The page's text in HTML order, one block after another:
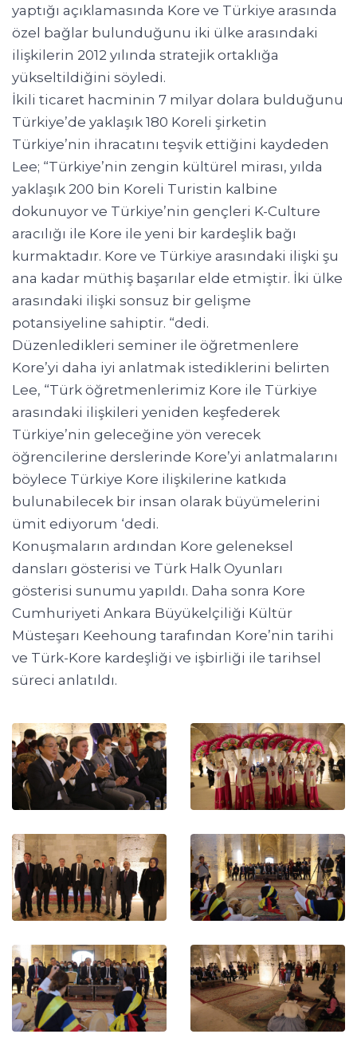
yaptığı açıklamasında Kore ve Türkiye arasında
özel bağlar bulunduğunu iki ülke arasındaki
ilişkilerin 2012 yılında stratejik ortaklığa
yükseltildiğini söyledi.
İkili ticaret hacminin 7 milyar dolara bulduğunu
Türkiye’de yaklaşık 180 Koreli şirketin
Türkiye’nin ihracatını teşvik ettiğini kaydeden
Lee; “Türkiye’nin zengin kültürel mirası, yılda
yaklaşık 200 bin Koreli Turistin kalbine
dokunuyor ve Türkiye’nin gençleri K-Culture
aracılığı ile Kore ile yeni bir kardeşlik bağı
kurmaktadır. Kore ve Türkiye arasındaki ilişki şu
ana kadar müthiş başarılar elde etmiştir. İki ülke
arasındaki ilişki sonsuz bir gelişme
potansiyeline sahiptir. “dedi.
Düzenledikleri seminer ile öğretmenlere
Kore’yi daha iyi anlatmak istediklerini belirten
Lee, “Türk öğretmenlerimiz Kore ile Türkiye
arasındaki ilişkileri yeniden keşfederek
Türkiye’nin geleceğine yön verecek
öğrencilerine derslerinde Kore’yi anlatmalarını
böylece Türkiye Kore ilişkilerine katkıda
bulunabilecek bir insan olarak büyümelerini
ümit ediyorum ‘dedi.
Konuşmaların ardından Kore geleneksel
dansları gösterisi ve Türk Halk Oyunları
gösterisi sunumu yapıldı. Daha sonra Kore
Cumhuriyeti Ankara Büyükelçiliği Kültür
Müsteşarı Keehoung tarafından Kore’nin tarihi
ve Türk-Kore kardeşliği ve işbirliği ile tarihsel
süreci anlatıldı.